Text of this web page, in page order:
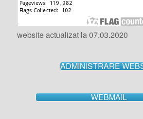
website actualizat la 07.03.2020
ADMINISTRARE
WEBMAIL